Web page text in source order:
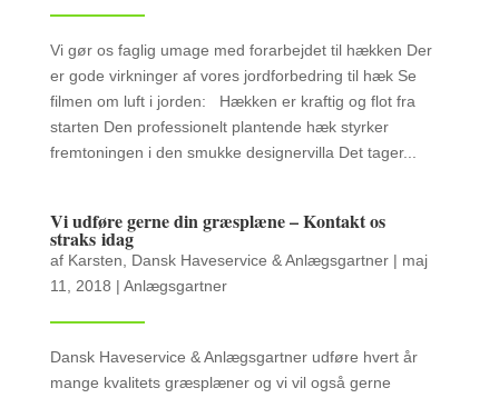
Vi gør os faglig umage med forarbejdet til hækken Der
er gode virkninger af vores jordforbedring til hæk Se
filmen om luft i jorden: Hækken er kraftig og flot fra
starten Den professionelt plantende hæk styrker
fremtoningen i den smukke designervilla Det tager...
Vi udføre gerne din græsplæne – Kontakt os
straks idag
af Karsten, Dansk Haveservice & Anlægsgartner| maj
11, 2018 | Anlægsgartner
Dansk Haveservice & Anlægsgartner udføre hvert år
mange kvalitets græsplæner og vi vil også gerne